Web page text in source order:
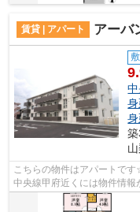
賃貸 | アパート アーバ
こちらの物件はアパートで
中央線甲府近くには物件情
7788もしくは、